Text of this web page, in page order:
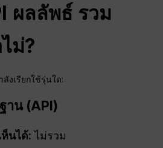
ผลลัพธ์ รวม
ม่?
งเรียกใช้รุ่นใด:
าน (API)
นได้: ไม่รวม